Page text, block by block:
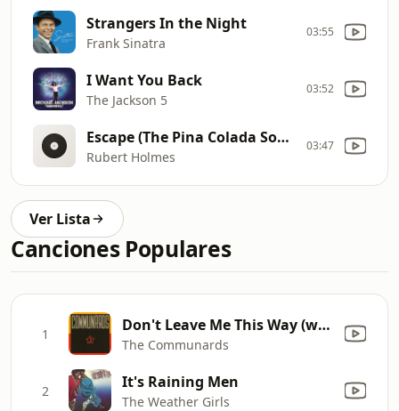
Strangers In the Night
Frank Sinatra
03:55
I Want You Back
The Jackson 5
03:52
Escape (The Pina Colada Song)
Rubert Holmes
03:47
Ver Lista
Canciones Populares
1 Don't Leave Me This Way (with Sarah Jane Morris) [feat. Sarah Jane Morris]
The Communards
2 It's Raining Men
The Weather Girls